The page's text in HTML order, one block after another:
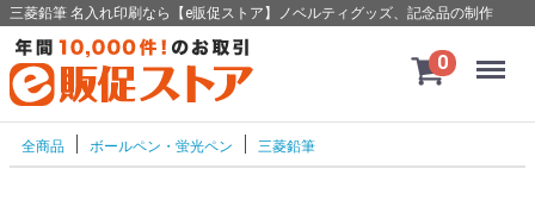
三菱鉛筆 名入れ印刷なら【e販促ストア】ノベルティグッズ、記念品の制作
0
全商品 ボールペン・蛍光ペン 三菱鉛筆